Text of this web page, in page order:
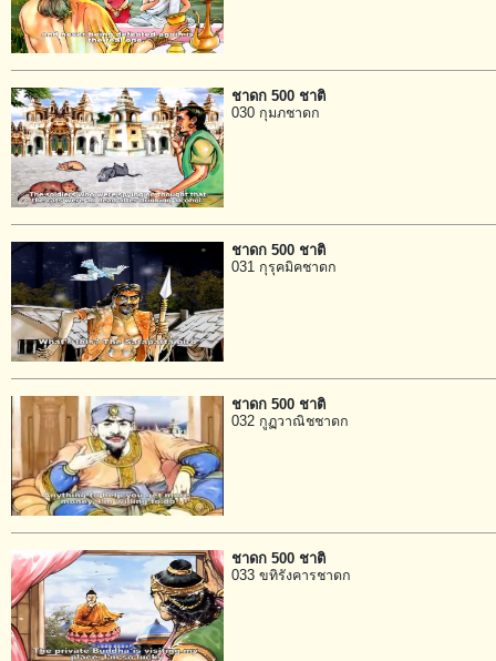
ชาดก 500 ชาติ
030 กุมภชาดก
ชาดก 500 ชาติ
031 กุรุคมิคชาดก
ชาดก 500 ชาติ
032 กูฏวาณิชชาดก
ชาดก 500 ชาติ
033 ขทิรังคารชาดก